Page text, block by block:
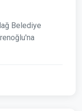
Belediye